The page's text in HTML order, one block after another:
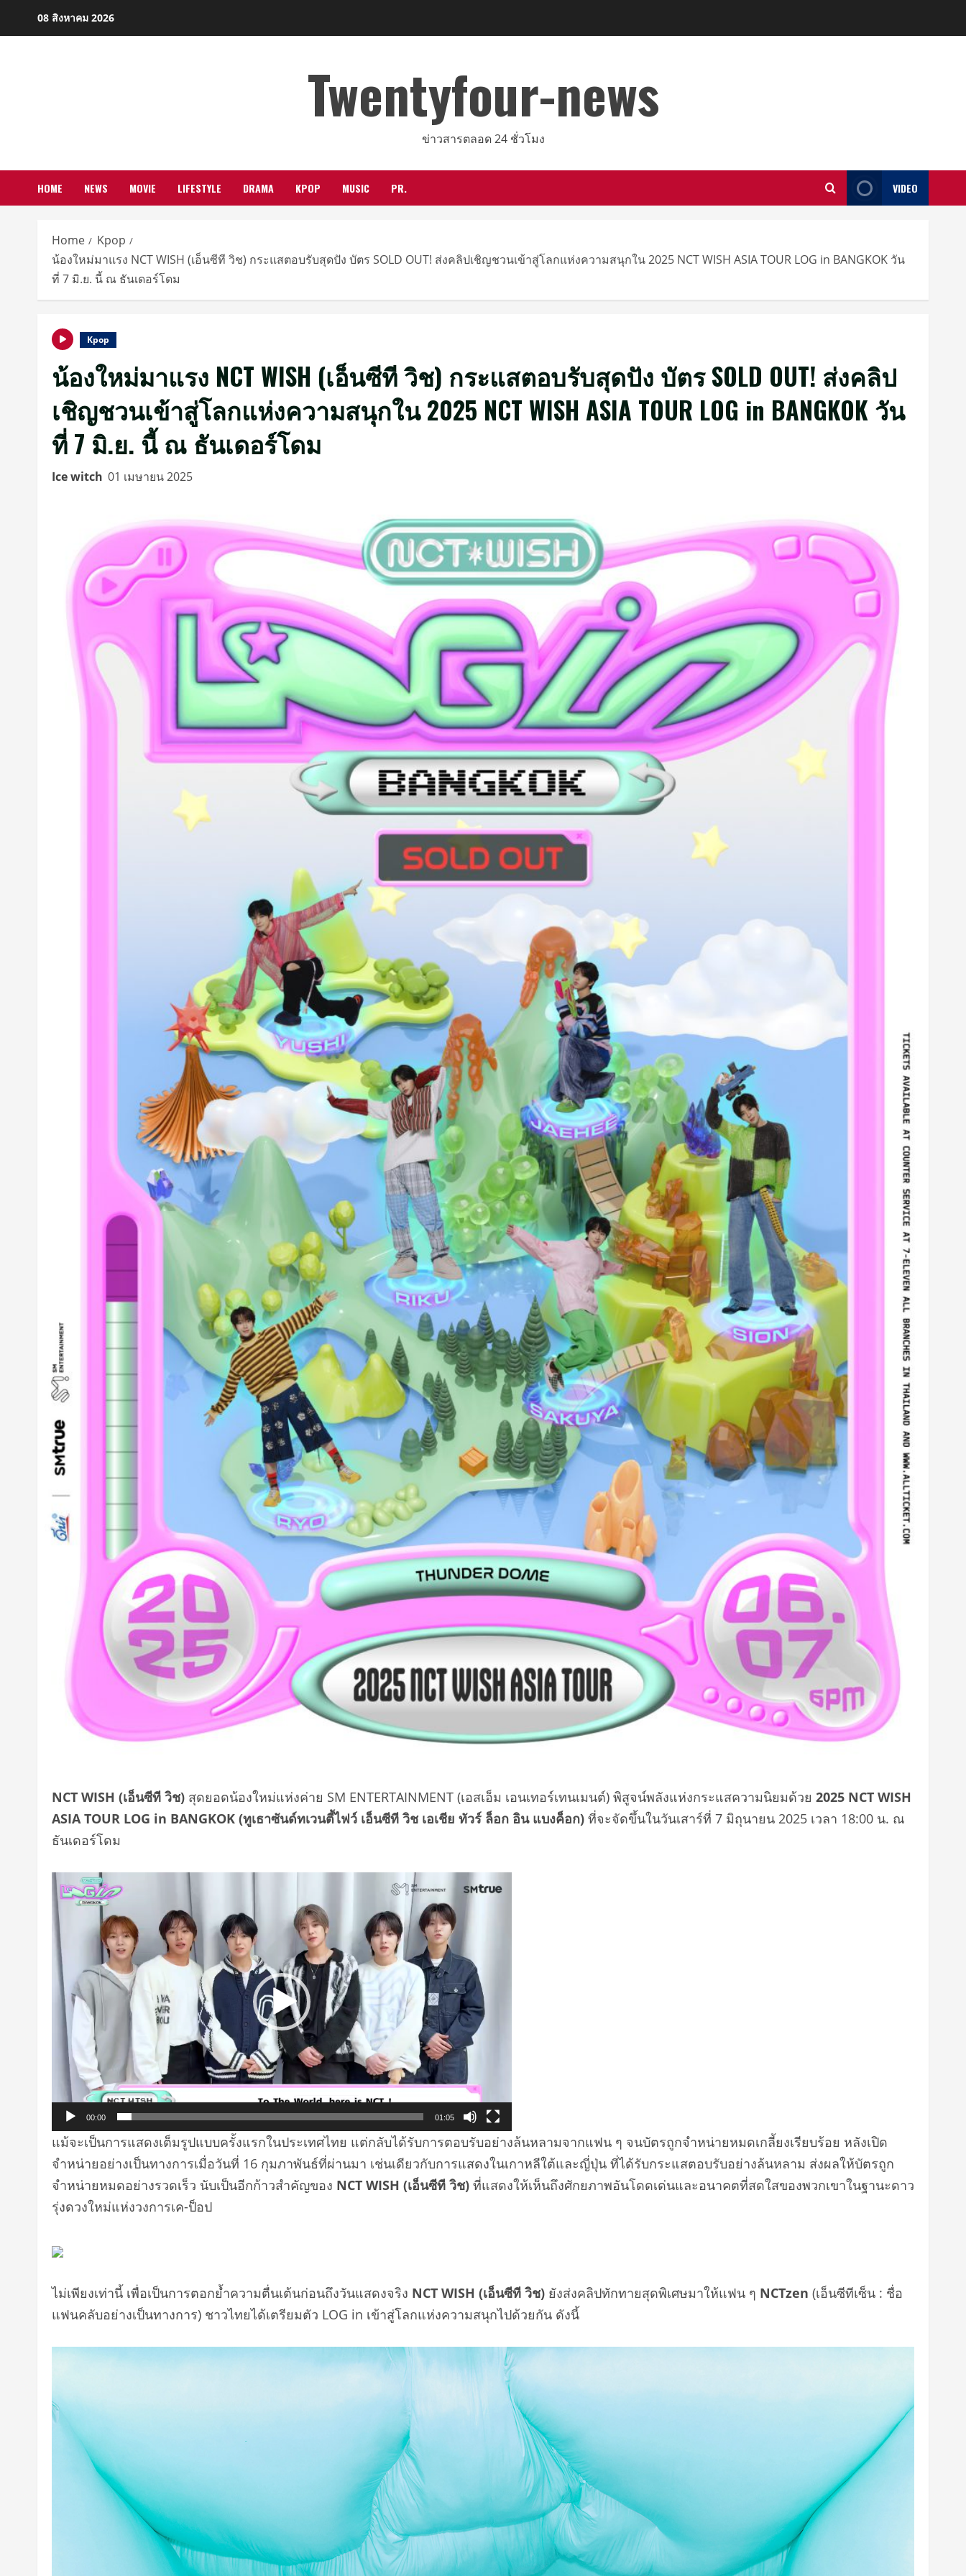
08 สิงหาคม 2026
Twentyfour-news
ข่าวสารตลอด 24 ชั่วโมง
HOME NEWS MOVIE LIFESTYLE DRAMA KPOP MUSIC PR. VIDEO
Home
Kpop
น้องใหม่มาแรง NCT WISH (เอ็นซีที วิช) กระแสตอบรับสุดปัง บัตร SOLD OUT! ส่งคลิปเชิญชวนเข้าสู่โลกแห่งความสนุกใน 2025 NCT WISH ASIA TOUR LOG in BANGKOK วัน
ที่ 7 มิ.ย. นี้ ณ ธันเดอร์โดม
Kpop
น้องใหม่มาแรง NCT WISH (เอ็นซีที วิช) กระแสตอบรับสุดปัง บัตร SOLD OUT! ส่งคลิป
เชิญชวนเข้าสู่โลกแห่งความสนุกใน 2025 NCT WISH ASIA TOUR LOG in BANGKOK วัน
ที่ 7 มิ.ย. นี้ ณ ธันเดอร์โดม
Ice witch 01 เมษายน 2025
NCT WISH (เอ็นซีที วิช) สุดยอดน้องใหม่แห่งค่าย SM ENTERTAINMENT (เอสเอ็ม เอนเทอร์เทนเมนต์) พิสูจน์พลังแห่งกระแสความนิยมด้วย 2025 NCT WISH
ASIA TOUR LOG in BANGKOK (ทูเธาซันด์ทเวนตี้ไฟว์ เอ็นซีที วิช เอเชีย ทัวร์ ล็อก อิน แบงค็อก) ที่จะจัดขึ้นในวันเสาร์ที่ 7 มิถุนายน 2025 เวลา 18:00 น. ณ
ธันเดอร์โดม
ตัว
เล่น
ไฟล์
วิดีโอ
00:00 01:05
แม้จะเป็นการแสดงเต็มรูปแบบครั้งแรกในประเทศไทย แต่กลับได้รับการตอบรับอย่างล้นหลามจากแฟน ๆ จนบัตรถูกจำหน่ายหมดเกลี้ยงเรียบร้อย หลังเปิด
จำหน่ายอย่างเป็นทางการเมื่อวันที่ 16 กุมภาพันธ์ที่ผ่านมา เช่นเดียวกับการแสดงในเกาหลีใต้และญี่ปุ่น ที่ได้รับกระแสตอบรับอย่างล้นหลาม ส่งผลให้บัตรถูก
จำหน่ายหมดอย่างรวดเร็ว นับเป็นอีกก้าวสำคัญของ NCT WISH (เอ็นซีที วิช) ที่แสดงให้เห็นถึงศักยภาพอันโดดเด่นและอนาคตที่สดใสของพวกเขาในฐานะดาว
รุ่งดวงใหม่แห่งวงการเค-ป็อป
ไม่เพียงเท่านี้ เพื่อเป็นการตอกย้ำความตื่นเต้นก่อนถึงวันแสดงจริง NCT WISH (เอ็นซีที วิช) ยังส่งคลิปทักทายสุดพิเศษมาให้แฟน ๆ NCTzen (เอ็นซีทีเซ็น : ชื่อ
แฟนคลับอย่างเป็นทางการ) ชาวไทยได้เตรียมตัว LOG in เข้าสู่โลกแห่งความสนุกไปด้วยกัน ดังนี้